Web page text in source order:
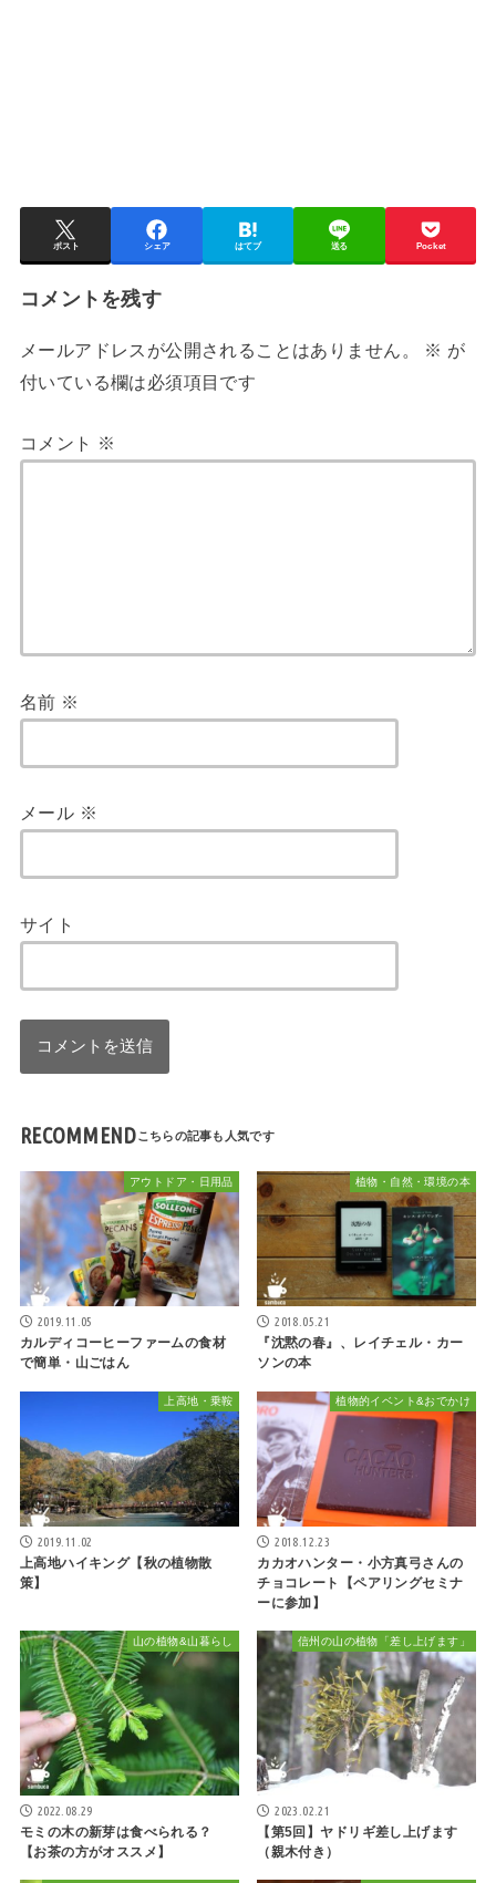
ポスト シェア はてブ 送る Pocket
コメントを残す
メールアドレスが公開されることはありません。 ※ が
付いている欄は必須項目です
コメント ※
名前 ※
メール ※
サイト
RECOMMEND
アウトドア・日用品
2019.11.05
カルディコーヒーファームの食材
で簡単・山ごはん
植物・自然・環境の本
2018.05.21
『沈黙の春』、レイチェル・カー
ソンの本
上高地・乗鞍
2019.11.02
上高地ハイキング【秋の植物散
策】
植物的イベント&おでかけ
2018.12.23
カカオハンター・小方真弓さんの
チョコレート【ペアリングセミナ
ーに参加】
山の植物&山暮らし
2022.08.29
モミの木の新芽は食べられる？
【お茶の方がオススメ】
信州の山の植物「差し上げます」
2023.02.21
【第5回】ヤドリギ差し上げます
（親木付き）